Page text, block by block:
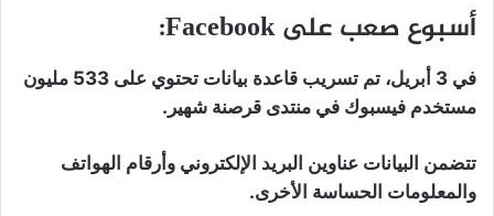
أسبوع صعب على Facebook:
في 3 أبريل، تم تسريب قاعدة بيانات تحتوي على 533 مليون
مستخدم فيسبوك في منتدى قرصنة شهير.
تتضمن البيانات عناوين البريد الإلكتروني وأرقام الهواتف
والمعلومات الحساسة الأخرى.